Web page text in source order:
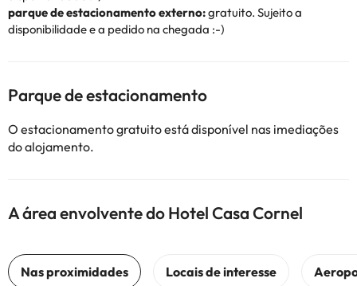
parque de estacionamento externo:gratuito. Sujeito a
disponibilidade e a pedido na chegada :-)
Parque de estacionamento
O estacionamento gratuito está disponível nas imediações
do alojamento.
A área envolvente do Hotel Casa Cornel